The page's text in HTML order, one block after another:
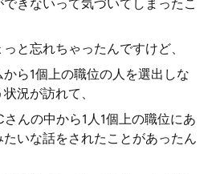
きないって気づいてしまったこ
と忘れちゃったんですけど、
ら1個上の職位の人を選出しな
況が訪れて、
んの中から1人1個上の職位にあ
いな話をされたことがあったん